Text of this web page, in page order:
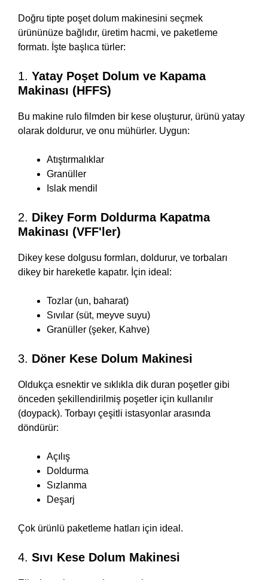
Doğru tipte poşet dolum makinesini seçmek
ürününüze bağlıdır, üretim hacmi, ve paketleme
formatı. İşte başlıca türler:
1. Yatay Poşet Dolum ve Kapama
Makinası (HFFS)
Bu makine rulo filmden bir kese oluşturur, ürünü yatay
olarak doldurur, ve onu mühürler. Uygun:
Atıştırmalıklar
Granüller
Islak mendil
2. Dikey Form Doldurma Kapatma
Makinası (VFF'ler)
Dikey kese dolgusu formları, doldurur, ve torbaları
dikey bir hareketle kapatır. İçin ideal:
Tozlar (un, baharat)
Sıvılar (süt, meyve suyu)
Granüller (şeker, Kahve)
3. Döner Kese Dolum Makinesi
Oldukça esnektir ve sıklıkla dik duran poşetler gibi
önceden şekillendirilmiş poşetler için kullanılır
(doypack). Torbayı çeşitli istasyonlar arasında
döndürür:
Açılış
Doldurma
Sızlanma
Deşarj
Çok ürünlü paketleme hatları için ideal.
4. Sıvı Kese Dolum Makinesi